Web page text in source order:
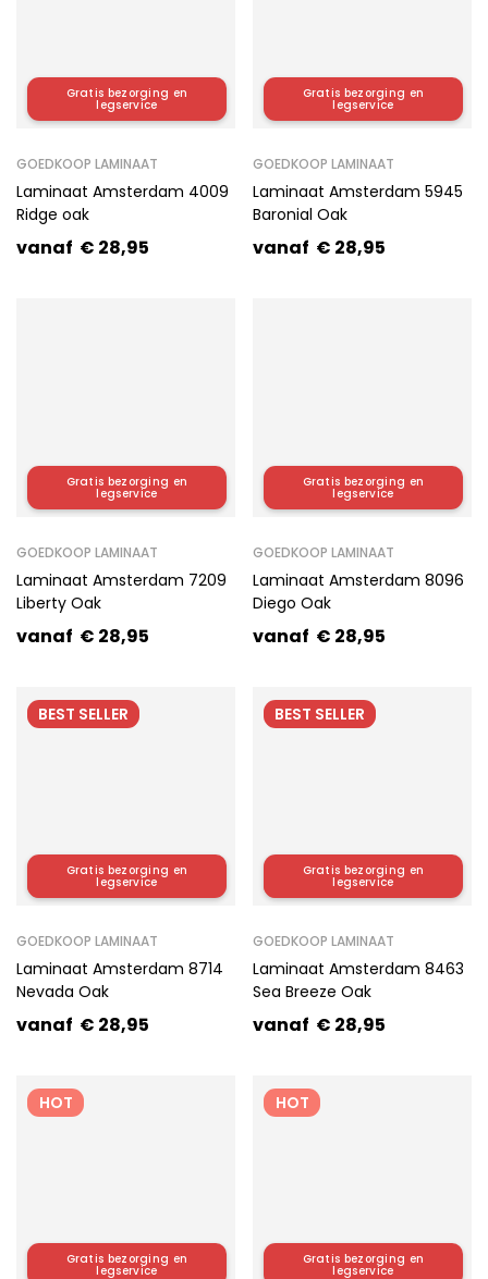
Gratis bezorging en
legservice
GOEDKOOP LAMINAAT
Laminaat Amsterdam 4009
Ridge oak
vanaf € 28,95
Gratis bezorging en
legservice
GOEDKOOP LAMINAAT
Laminaat Amsterdam 5945
Baronial Oak
vanaf € 28,95
Gratis bezorging en
legservice
GOEDKOOP LAMINAAT
Laminaat Amsterdam 7209
Liberty Oak
vanaf € 28,95
Gratis bezorging en
legservice
GOEDKOOP LAMINAAT
Laminaat Amsterdam 8096
Diego Oak
vanaf € 28,95
BEST SELLER
Gratis bezorging en
legservice
GOEDKOOP LAMINAAT
Laminaat Amsterdam 8714
Nevada Oak
vanaf € 28,95
BEST SELLER
Gratis bezorging en
legservice
GOEDKOOP LAMINAAT
Laminaat Amsterdam 8463
Sea Breeze Oak
vanaf € 28,95
HOT
Gratis bezorging en
legservice
HOT
Gratis bezorging en
legservice